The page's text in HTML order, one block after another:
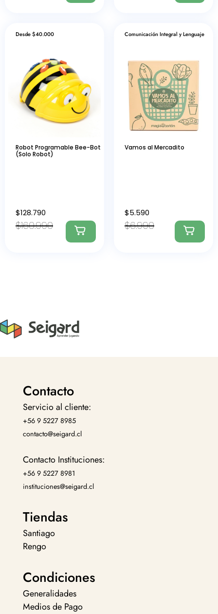
Desde $40.000
Robot Programable Bee-Bot
(Solo Robot)
$160.990
$128.790
Comunicación Integral y Lenguaje
Vamos al Mercadito
$6.990
$5.590
Contacto
Servicio al cliente:
+56 9 5227 8985
contacto@seigard.cl
Contacto Instituciones:
+56 9 5227 8981
instituciones@seigard.cl
Tiendas
Santiago
Rengo
Condiciones
Generalidades
Medios de Pago